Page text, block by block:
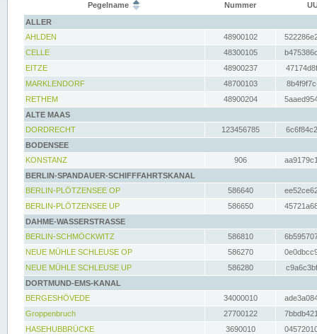
Pegelname Nummer
ALLER
AHLDEN
48900102
CELLE
48300105
EITZE
48900237
MARKLENDORF
48700103
RETHEM
48900204
ALTE MAAS
DORDRECHT
123456785
BODENSEE
KONSTANZ
906
BERLIN-SPANDAUER-SCHIFFFAHRTSKANAL
BERLIN-PLÖTZENSEE OP
586640
BERLIN-PLÖTZENSEE UP
586650
DAHME-WASSERSTRASSE
BERLIN-SCHMÖCKWITZ
586810
NEUE MÜHLE SCHLEUSE OP
586270
NEUE MÜHLE SCHLEUSE UP
586280
DORTMUND-EMS-KANAL
BERGESHÖVEDE
34000010
Groppenbruch
27700122
HASEHUBBRÜCKE
3690010